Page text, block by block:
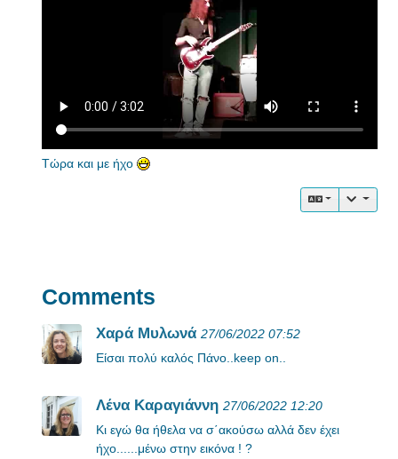
Τώρα και με ήχο
Comments
Χαρά Μυλωνά 27/06/2022 07:52
Είσαι πολύ καλός Πάνο..keep on..
Λένα Καραγιάννη 27/06/2022 12:20
Κι εγώ θα ήθελα να σ΄ακούσω αλλά δεν έχει
ήχο......μένω στην εικόνα ! ?